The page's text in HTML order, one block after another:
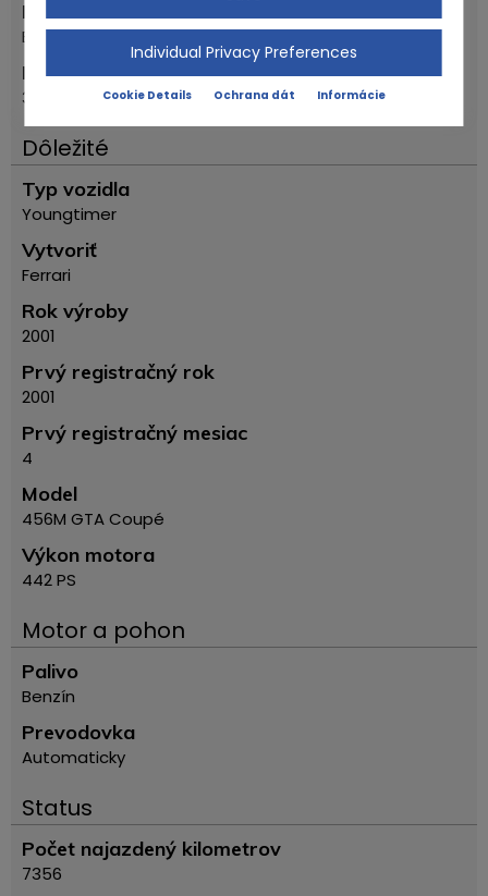
Poloha
Bovenden
PSČ
37120
Dôležité
Typ vozidla
Youngtimer
Vytvoriť
Ferrari
Rok výroby
2001
Prvý registračný rok
2001
Prvý registračný mesiac
4
Model
456M GTA Coupé
Výkon motora
442 PS
Motor a pohon
Palivo
Benzín
Prevodovka
Automaticky
Status
Počet najazdený kilometrov
7356
Individual Privacy Preferences
Cookie Details Ochrana dát Informácie